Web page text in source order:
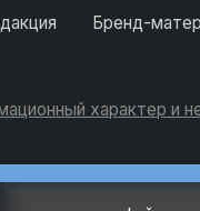
Бренд-